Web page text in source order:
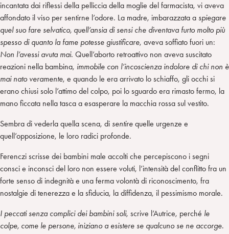
incantata dai riflessi della pelliccia della moglie del farmacista, vi aveva
affondato il viso per sentirne l’odore. La madre, imbarazzata a spiegare
quel suo fare selvatico, quell’ansia di sensi che diventava furto molto più
spesso di quanto la fame potesse giustificare, aveva soffiato fuori un:
Non l’avessi avuta mai. Quell’aborto retroattivo non aveva suscitato
reazioni nella bambina, immobile con l’incoscienza indolore di chi non è
mai nato veramente, e quando le era arrivato lo schiaffo, gli occhi si
erano chiusi solo l’attimo del colpo, poi lo sguardo era rimasto fermo, la
mano ficcata nella tasca a esasperare la macchia rossa sul vestito.
Sembra di vederla quella scena, di sentire quelle urgenze e
quell’opposizione, le loro radici profonde.
Ferenczi scrisse dei bambini male accolti che percepiscono i segni
consci e inconsci del loro non essere voluti, l’intensità del conflitto fra un
forte senso di indegnità e una ferma volontà di riconoscimento, fra
nostalgie di tenerezza e la sfiducia, la diffidenza, il pessimismo morale.
I peccati senza complici dei bambini soli, scrive l’Autrice, perché le
colpe, come le persone, iniziano a esistere se qualcuno se ne accorge.